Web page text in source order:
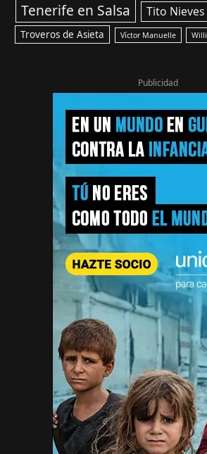
Tenerife en Salsa Tito Nieves
Troveros de Asieta Víctor Manuelle
Publicidad